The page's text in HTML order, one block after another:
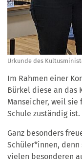
Urkunde des
Im Rahmen einer
Bürkel diese an das
Manseicher, weil
Schule zuständig ist.
Ganz besonders
Schüler*innen, denn
vielen besonderen